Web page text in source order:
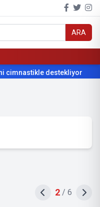
ARA
destekliyor
2 / 6